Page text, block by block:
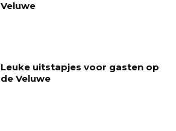
Veluwe
Leuke uitstapjes voor gasten op
de Veluwe